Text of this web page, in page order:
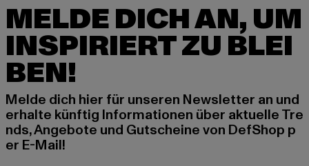
MELDE DICH AN, UM
INSPIRIERT ZU BLEI
BEN!
Melde dich hier für unseren Newsletter an und
erhalte künftig Informationen über aktuelle Tre
nds, Angebote und Gutscheine von DefShop p
er E-Mail!